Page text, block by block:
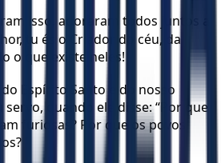
isso, adoraram todos juntos a
tu és o Criador do céu, da
o que existe neles!
Espírito Santo e do nosso
servo, quando ele disse: “Por que
furiosas? Por que os povos